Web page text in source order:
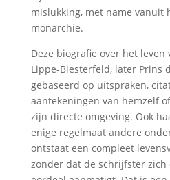
mislukking, met name vanuit
monarchie.
Deze biografie over het leven
Lippe-Biesterfeld, later Prins
gebaseerd op uitspraken,
aantekeningen van hemzelf
zijn directe omgeving. Ook
enige regelmaat andere
ontstaat een compleet
zonder dat de schrijfster zich